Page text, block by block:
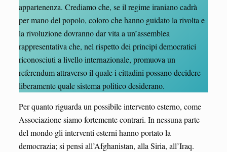
appartenenza. Crediamo che, se il regime iraniano cadrà
per mano del popolo, coloro che hanno guidato la rivolta e
la rivoluzione dovranno dar vita a un’assemblea
rappresentativa che, nel rispetto dei principi democratici
riconosciuti a livello internazionale, promuova un
referendum attraverso il quale i cittadini possano decidere
liberamente quale sistema politico desiderano.
Per quanto riguarda un possibile intervento esterno, come
Associazione siamo fortemente contrari. In nessuna parte
del mondo gli interventi esterni hanno portato la
democrazia; si pensi all’Afghanistan, alla Siria, all’Iraq.